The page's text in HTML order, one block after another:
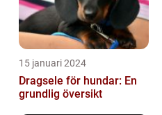
15 januari 2024
Dragsele för hundar: En
grundlig översikt